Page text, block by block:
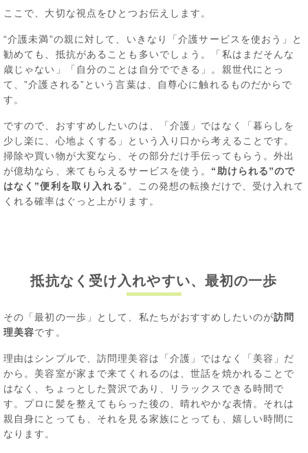
ここで、大切な視点をひとつお伝えします。
“介護未満”の親に対して、いきなり「介護サービスを使おう」と
勧めても、抵抗があることも多いでしょう。「私はまだそんな
歳じゃない」「自分のことは自分でできる」。親世代にとっ
て、”介護される”という言葉は、自尊心に触れるものだからで
す。
ですので、おすすめしたいのは、「介護」ではなく「暮らしを
少し楽に、心地よくする」という入り口から考えることです。
掃除や買い物が大変なら、その部分だけ手伝ってもらう。外出
が億劫なら、来てもらえるサービスを使う。 “助けられる”ので
はなく”便利を取り入れる”。この発想の転換だけで、受け入れて
くれる確率はぐっと上がります。
抵抗なく受け入れやすい、最初の一歩
その「最初の一歩」として、私たちがおすすめしたいのが訪問
理美容です。
理由はシンプルで、訪問理美容は「介護」ではなく「美容」だ
から。美容室が家まで来てくれるのは、世話を焼かれることで
はなく、ちょっとした贅沢であり、リラックスできる時間で
す。プロに髪を整えてもらった後の、晴れやかな表情。それは
親自身にとっても、それを見る家族にとっても、嬉しい時間に
なります。